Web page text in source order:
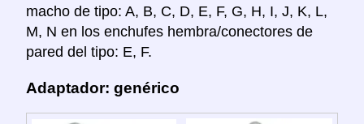
macho de tipo: A, B, C, D, E, F, G, H, I, J, K, L,
M, N en los enchufes hembra/conectores de
pared del tipo: E, F.
Adaptador: genérico